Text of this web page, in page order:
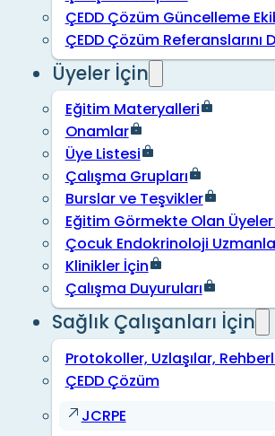
ÇEDD Çözüm Güncelleme
ÇEDD Çözüm
Üyeler İçin
Eğitim Materyalleri
Onamlar
Üye Listesi
Çalışma Grupları
Burslar ve Teşvikler
Eğitim Görmekte Olan
Çocuk Endokrinoloji
Klinikler İçin
Çalışma Duyuruları
Sağlık Çalışanları İçin
Protokoller, Uzlaşılar,
ÇEDD Çözüm
JCRPE